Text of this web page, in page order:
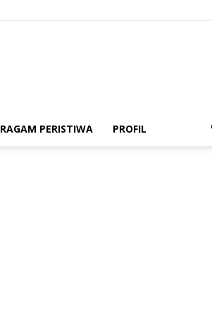
RAGAM PERISTIWA PROFIL